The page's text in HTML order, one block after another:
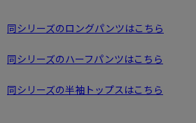
同シリーズのロングパンツはこちら
同シリーズのハーフパンツはこちら
同シリーズの半袖トップスはこちら